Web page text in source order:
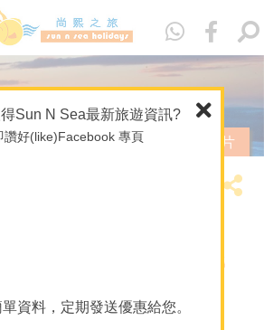
Sun N Sea最新旅遊資訊?
讚好(like)Facebook 專頁
資料，定期發送優惠給您。
查看相片
& 聖誕老人村
Arctic Resort (卡克斯勞
)